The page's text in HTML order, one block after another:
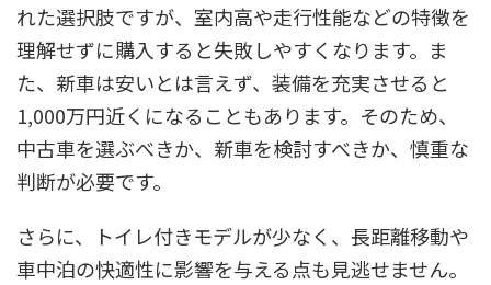
れた選択肢ですが、室内高や走行性能などの特徴を
理解せずに購入すると失敗しやすくなります。ま
た、新車は安いとは言えず、装備を充実させると
1,000万円近くになることもあります。そのため、
中古車を選ぶべきか、新車を検討すべきか、慎重な
判断が必要です。
さらに、トイレ付きモデルが少なく、長距離移動や
車中泊の快適性に影響を与える点も見逃せません。